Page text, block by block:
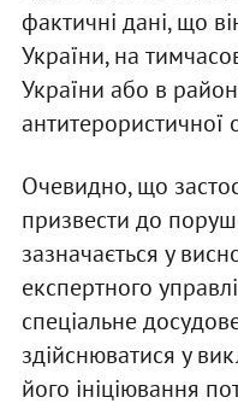
фактичні дані, що
України, на
України або в
антитерористичної
Очевидно, що
призвести до
зазначається у
експертного
спеціальне
здійснюватися у
його ініціювання